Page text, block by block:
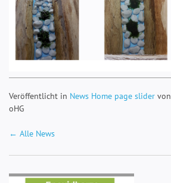
Veröffentlicht in News Home page slider von
oHG
← Alle News